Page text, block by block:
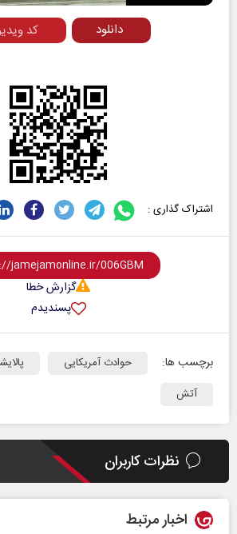
کد دانلود
اشتراک گذاری :
گزارش خطا
پسندیدم
برچسب ها: حوادث آمریکایی
آتش
نظرات کاربران
اخبار مرتبط